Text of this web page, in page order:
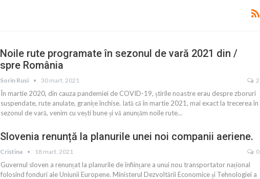
Noile rute programate în sezonul de vară 2021 din /
spre România
Sorin Rusi 30 mart. 2021 2
În martie 2020, din cauza pandemiei de COVID-19, știrile noastre erau despre zboruri
suspendate, rute anulate, granițe închise. Iată că în martie 2021, mai exact la trecerea în
sezonul de vară, venim cu vești bune și vă anunțăm noile rute…
Slovenia renunță la planurile unei noi companii aeriene.
Cristina 18 mart. 2021 0
Guvernul sloven a renunțat la planurile de înființare a unui nou transportator național
folosind fonduri ale Uniunii Europene. Ministerul Dezvoltării Economice și Tehnologiei a